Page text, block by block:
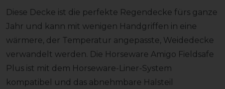
Diese Decke ist die perfekte Regendecke fürs ganze
Jahr und kann mit wenigen Handgriffen in eine
wärmere, der Temperatur angepasste, Weidedecke
verwandelt werden. Die Horseware Amigo Fieldsafe
Plus ist mit dem Horseware-Liner-System
kompatibel und das abnehmbare Halsteil